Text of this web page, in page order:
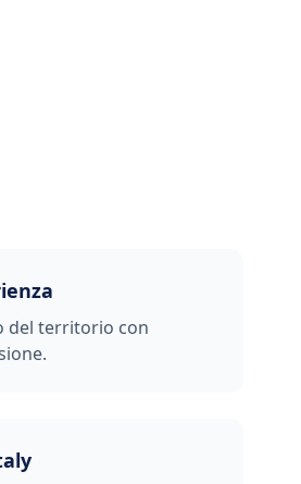
del territorio con